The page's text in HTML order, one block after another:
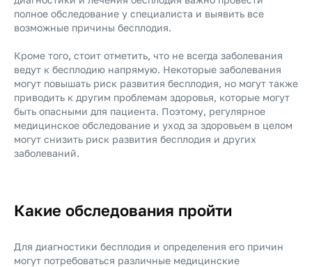
полное обследование у специалиста и выявить все
возможные причины бесплодия.
Кроме того, стоит отметить, что не всегда заболевания
ведут к бесплодию напрямую. Некоторые заболевания
могут повышать риск развития бесплодия, но могут также
приводить к другим проблемам здоровья, которые могут
быть опасными для пациента. Поэтому, регулярное
медицинское обследование и уход за здоровьем в целом
могут снизить риск развития бесплодия и других
заболеваний.
Какие обследования пройти
Для диагностики бесплодия и определения его причин
могут потребоваться различные медицинские